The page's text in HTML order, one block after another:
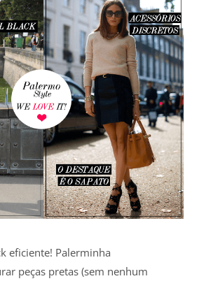
eficiente! Palerminha
peças pretas (sem nenhum